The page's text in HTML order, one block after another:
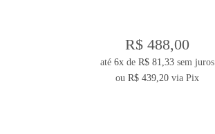
R$ 488,00
até 6xde R$ 81,33 sem juros
ou R$ 439,20via Pix